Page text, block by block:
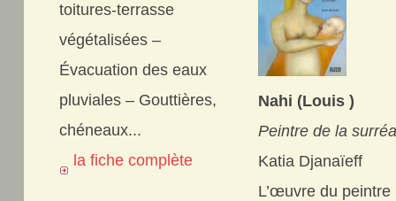
toitures-terrasse
végétalisées –
Évacuation des eaux
pluviales – Gouttières,
chéneaux...
la fiche complète
Nahi (Louis )
Peintre de la
Katia Djanaïeff
L’œuvre du peintre